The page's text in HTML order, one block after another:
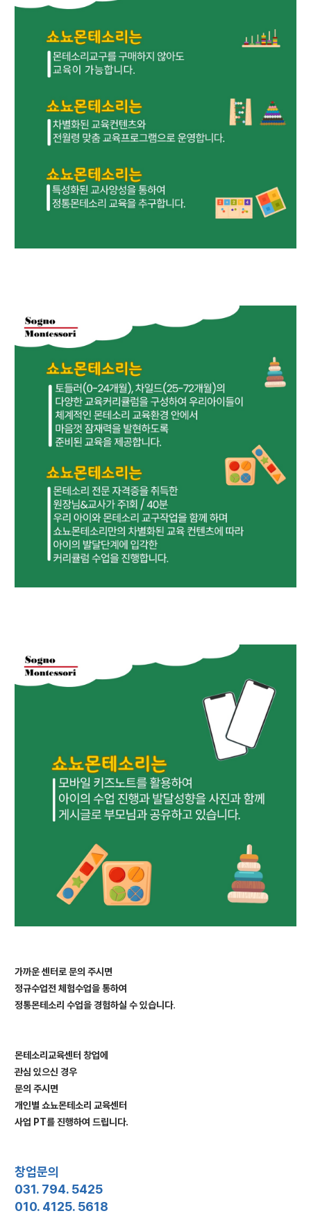
가까운 센터로 문의 주시면
정규수업전 체험수업을 통하여
정통몬테소리 수업을 경험하실 수 있습니다.
몬테소리교육센터 창업에
관심 있으신 경우
문의 주시면
개인별 쇼뇨몬테소리 교육센터
사업 PT를 진행하여 드립니다.
창업문의
031. 794. 5425
010. 4125. 5618